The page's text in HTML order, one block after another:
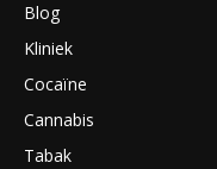
Blog
Kliniek
Cocaïne
Cannabis
Tabak